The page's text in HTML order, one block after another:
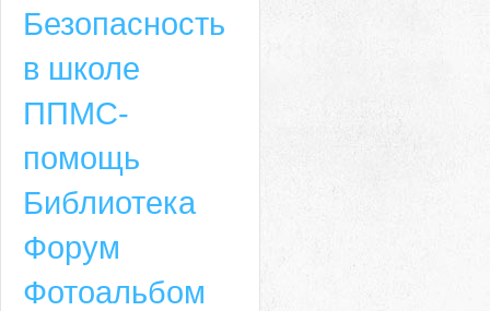
Адрес
Безопасность
в школе
ППМС-
помощь
Библиотека
Форум
Фотоальбом